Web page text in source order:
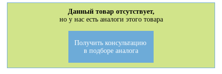
Данный товар отсутствует,
но у нас есть аналоги этого товара
Получить консультацию
в подборе аналога